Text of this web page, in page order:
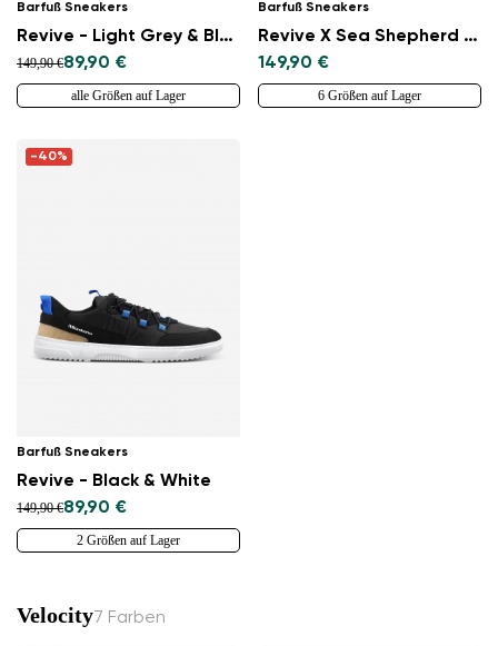
Barfuß Sneakers
Revive - Light Grey & Black
149,90 €89,90 €
alle Größen auf Lager
Barfuß Sneakers
Revive X Sea Shepherd - Orca
149,90 €
6 Größen auf Lager
-40%
Barfuß Sneakers
Revive - Black & White
149,90 €89,90 €
2 Größen auf Lager
Velocity7 Farben